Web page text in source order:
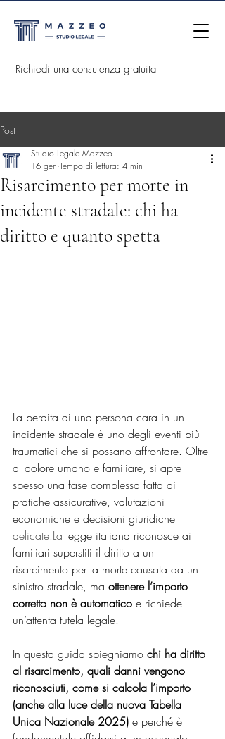
Richiedi una consulenza gratuita
Post
Risarcimento per morte in
incidente stradale: chi ha
diritto e quanto spetta
Studio Legale Mazzeo
16 gen Tempo di lettura: 4 min
La perdita di una persona cara in un
incidente stradale è uno degli eventi più
traumatici che si possano affrontare. Oltre
al dolore umano e familiare, si apre
spesso una fase complessa fatta di
pratiche assicurative, valutazioni
economiche e decisioni giuridiche
delicate.La legge italiana riconosce ai
familiari superstiti il diritto a un
risarcimento per la morte causata da un
sinistro stradale, ma ottenere l’importo
corretto non è automatico e richiede
un’attenta tutela legale.
In questa guida spieghiamo chi ha diritto
al risarcimento, quali danni vengono
riconosciuti, come si calcola l’importo
(anche alla luce della nuova Tabella
Unica Nazionale 2025) e perché è